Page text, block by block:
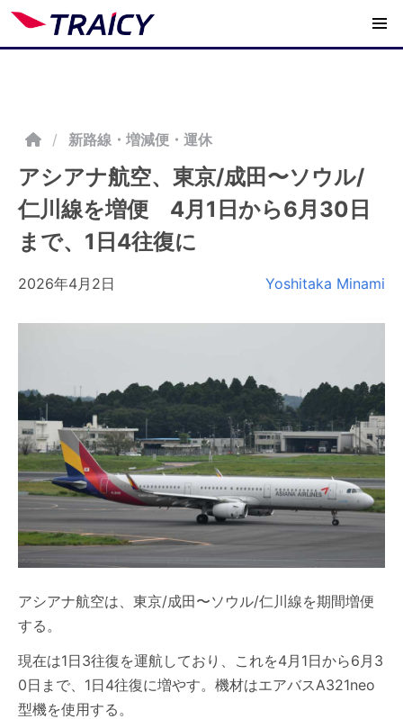
/ 新路線・増減便・運休
アシアナ航空、東京/成田〜ソウル/
仁川線を増便 4月1日から6月30日
まで、1日4往復に
2026年4月2日 Yoshitaka Minami
アシアナ航空は、東京/成田〜ソウル/仁川線を期間増便
する。
現在は1日3往復を運航しており、これを4月1日から6月3
0日まで、1日4往復に増やす。機材はエアバスA321neo
型機を使用する。